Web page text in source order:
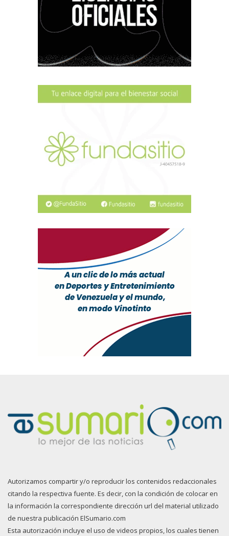
Autorizamos compartir y/o reproducir los contenidos redaccionales
citando la respectiva fuente. Es decir, con la condición de colocar en
la información la correspondiente dirección url del material utilizado
de nuestra publicación ElSumario.com
Esta autorización incluye el uso de videos propios, los cuales tienen